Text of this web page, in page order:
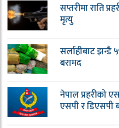
सप्तरीमा राति
मृत्यु
सर्लाहीबाट झन्डै
बरामद
नेपाल प्रहरीको
एसपी र डिएसपी